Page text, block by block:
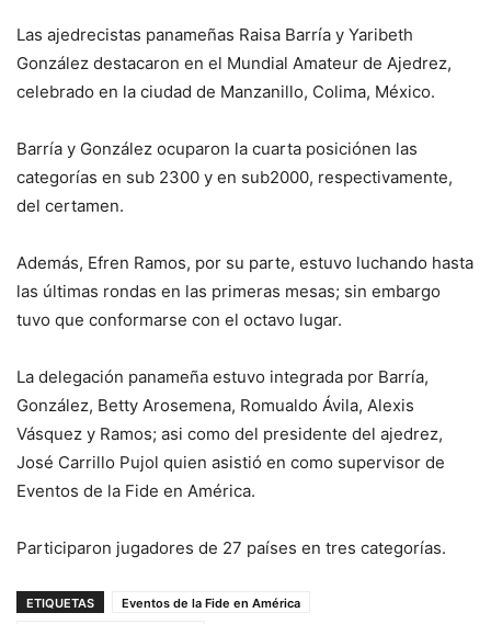
Las ajedrecistas panameñas Raisa Barría y Yaribeth
González destacaron en el Mundial Amateur de Ajedrez,
celebrado en la ciudad de Manzanillo, Colima, México.
Barría y González ocuparon la cuarta posiciónen las
categorías en sub 2300 y en sub2000, respectivamente,
del certamen.
Además, Efren Ramos, por su parte, estuvo luchando hasta
las últimas rondas en las primeras mesas; sin embargo
tuvo que conformarse con el octavo lugar.
La delegación panameña estuvo integrada por Barría,
González, Betty Arosemena, Romualdo Ávila, Alexis
Vásquez y Ramos; asi como del presidente del ajedrez,
José Carrillo Pujol quien asistió en como supervisor de
Eventos de la Fide en América.
Participaron jugadores de 27 países en tres categorías.
ETIQUETAS
Eventos de la Fide en América